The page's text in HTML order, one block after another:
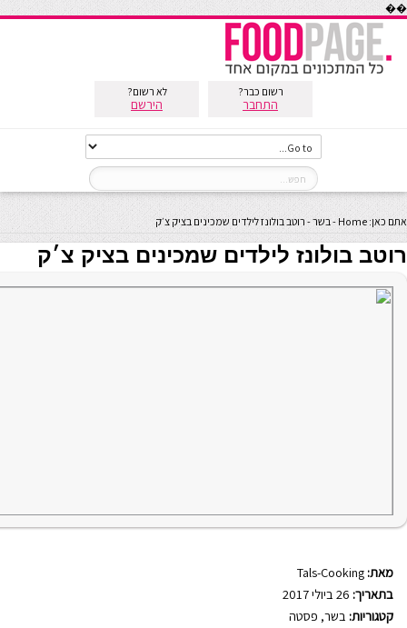
��
רשום כבר?
התחבר
לא רשום?
הירשם
אתם כאן: Home
-בשר- רוטב בולונז לילדים שמכינים בציק צ׳ק
רוטב בולונז לילדים שמכינים בציק צ׳ק
מאת: Tals-Cooking
בתאריך:
קטגוריות: בשר, פסטה